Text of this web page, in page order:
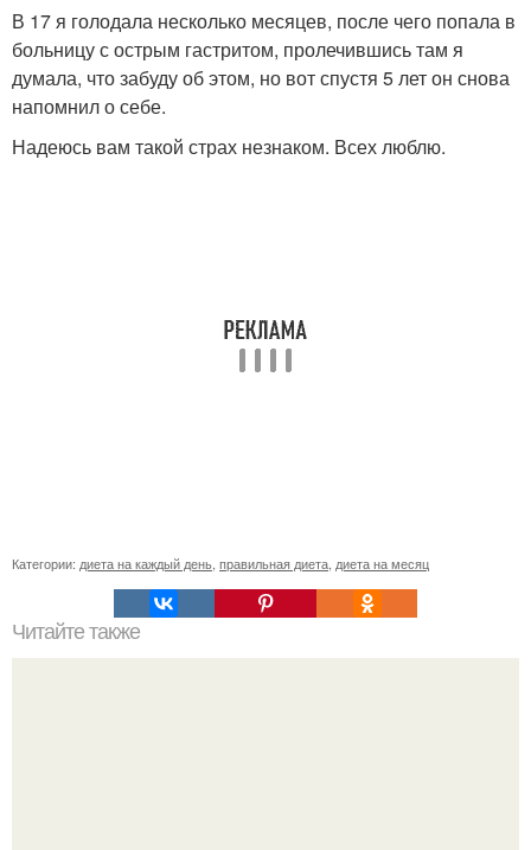
В 17 я голодала несколько месяцев, после чего попала в
больницу с острым гастритом, пролечившись там я
думала, что забуду об этом, но вот спустя 5 лет он снова
напомнил о себе.
Надеюсь вам такой страх незнаком. Всех люблю.
Категории: диета на каждый день правильная диета диета на месяц
Читайте также